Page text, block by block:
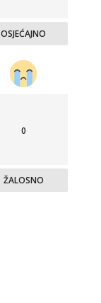
OSJEĆAJNO
0
ŽALOSNO